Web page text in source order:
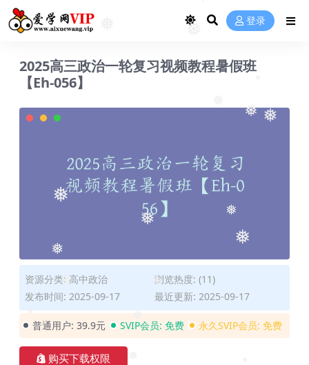
❅
❅
❅ ❅
❅
❅
❅
❅ ❅登录
2025高三政治一轮复习视频教程暑假班
【Eh-056】
资源分类: 高中政治
浏览热度: (11)
发布时间: 2025-09-17
最近更新: 2025-09-17
普通用户: 39.9元 SVIP会员: 免费 永久SVIP会员: 免费
购买下载权限